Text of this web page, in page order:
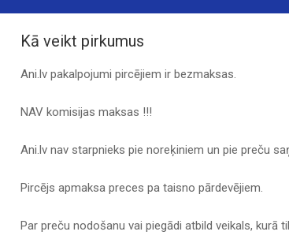
Kā veikt pirkumus
Ani.lv pakalpojumi pircējiem ir bezmaksas.
NAV komisijas maksas !!!
Ani.lv nav starpnieks pie noreķiniem un pie preču
Pircējs apmaksa preces pa taisno pārdevējiem.
Par preču nodošanu vai piegādi atbild veikals, kurā